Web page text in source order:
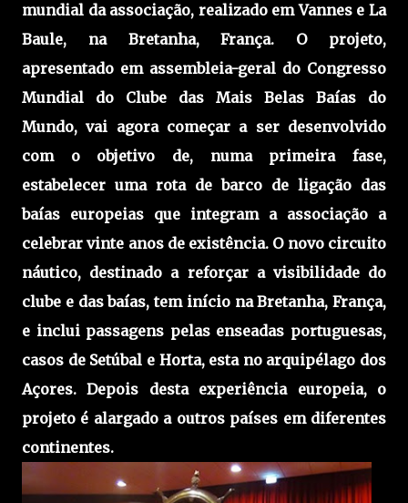
mundial da associação, realizado em Vannes e La
Baule, na Bretanha, França. O projeto,
apresentado em assembleia-geral do Congresso
Mundial do Clube das Mais Belas Baías do
Mundo, vai agora começar a ser desenvolvido
com o objetivo de, numa primeira fase,
estabelecer uma rota de barco de ligação das
baías europeias que integram a associação a
celebrar vinte anos de existência. O novo circuito
náutico, destinado a reforçar a visibilidade do
clube e das baías, tem início na Bretanha, França,
e inclui passagens pelas enseadas portuguesas,
casos de Setúbal e Horta, esta no arquipélago dos
Açores. Depois desta experiência europeia, o
projeto é alargado a outros países em diferentes
continentes.